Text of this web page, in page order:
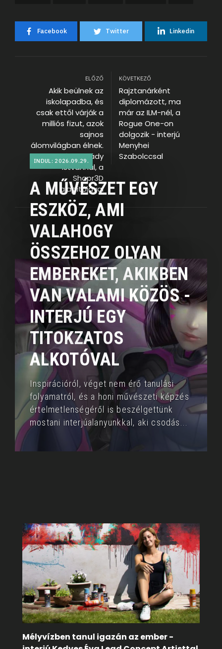
Facebook Twitter Linkedin
ELŐZŐ
Akik beülnek az
iskolapadba, és
csak ettől várják a
milliós fizut, azok
sajnos
álomvilágban élnek.
- interjú Csanády
Istvánnal, a
Shapr3D
alapítójával
KÖVETKEZŐ
Rajztanárként
diplomázott, ma
már az ILM-nél, a
Rogue One-on
dolgozik - interjú
Menyhei
Szabolccsal
INDUL: 2026.09.29.
A MŰVÉSZET EGY
ESZKÖZ, AMI
VALAHOGY
ÖSSZEHOZ OLYAN
EMBEREKET, AKIKBEN
VAN VALAMI KÖZÖS -
INTERJÚ EGY
TITOKZATOS
ALKOTÓVAL
Inspirációról, véget nem érő tanulási
folyamatról, és a honi művészeti képzés
értelmetlenségéről is beszélgettünk
mostani interjúalanyunkkal, aki csodás...
Mélyvízben tanul igazán az ember -